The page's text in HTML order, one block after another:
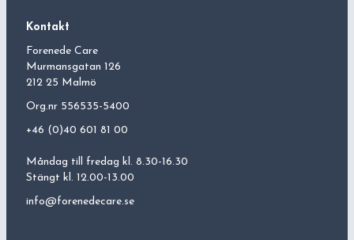
Kontakt
Forenede Care
Murmansgatan 126
212 25 Malmö
Org.nr 556535-5400
+46 (0)40 601 81 00
Måndag till fredag kl. 8.30-16.30
Stängt kl. 12.00-13.00
info@forenedecare.se